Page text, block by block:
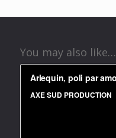
You may also like…